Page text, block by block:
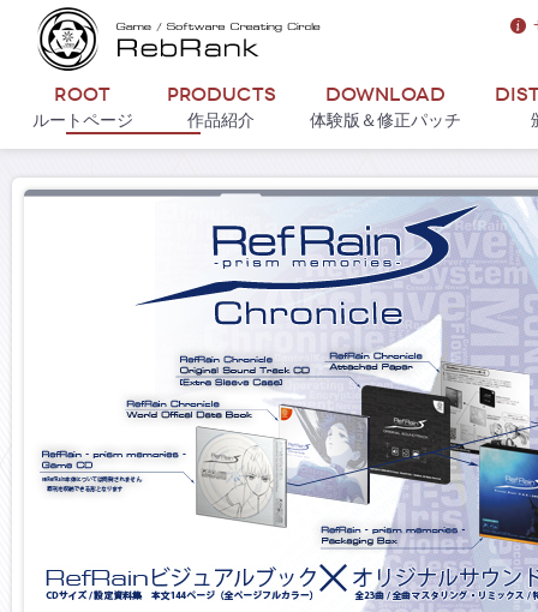
Root
ルートページ
Products
作品紹介
Download
体験版＆修正パッチ